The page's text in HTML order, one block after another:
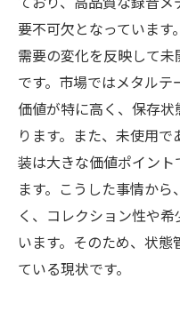
要不可欠となっていま
需要の変化を反映して
です。市場ではメタル
価値が特に高く、保存
ります。また、未使用
装は大きな価値ポイン
ます。こうした事情か
く、コレクション性や
います。そのため、状
ている現状です。